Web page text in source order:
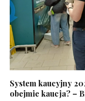
System kaucyjny
obejmie kaucja? –